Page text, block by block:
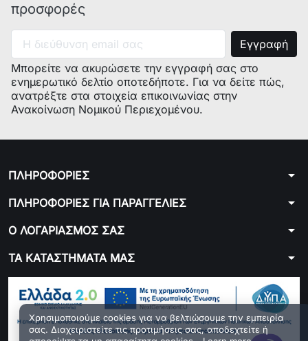
REFER TO:
BLENDER
COMBO
NBF09500-
1209SL
NBF09500-
1209SLAMZ
NBF09500P
NBF25500-
NBF25500-
1007DG-
SW
1007DG
NBF28500-
1209SL
TO
MODEL:
BLENDER
COMBO
INT
προσφορές
Μπορείτε να ακυρώσετε την εγγραφή σας στο
ενημερωτικό δελτίο οποτεδήποτε. Για να δείτε πώς,
ανατρέξτε στα στοιχεία επικοινωνίας στην
Ανακοίνωση Νομικού Περιεχομένου.
ΠΛΗΡΟΦΟΡΙΕΣ arrow_drop_down
ΠΛΗΡΟΦΟΡΙΕΣ ΓΙΑ ΠΑΡΑΓΓΕΛΙΕΣ arrow_drop_down
Ο ΛΟΓΑΡΙΑΣΜΟΣ ΣΑΣ arrow_drop_down
ΤΑ ΚΑΤΑΣΤΗΜΑΤΑ ΜΑΣ arrow_drop_down
Χρησιμοποιούμε cookies για να βελτιώσουμε την εμπειρία
σας. Διαχειριστείτε τις προτιμήσεις σας, αποδεχτείτε ή